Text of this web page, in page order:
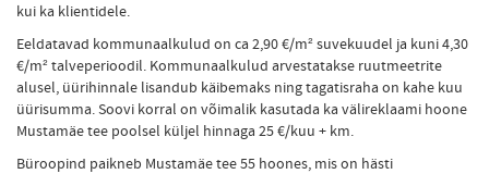
kui ka klientidele.
Eeldatavad kommunaalkulud on ca 2,90 €/m² suvekuudel ja kuni 4,30
€/m² talveperioodil. Kommunaalkulud arvestatakse ruutmeetrite
alusel, üürihinnale lisandub käibemaks ning tagatisraha on kahe kuu
üürisumma. Soovi korral on võimalik kasutada ka välireklaami hoone
Mustamäe tee poolsel küljel hinnaga 25 €/kuu + km.
Büroopind paikneb Mustamäe tee 55 hoones, mis on hästi